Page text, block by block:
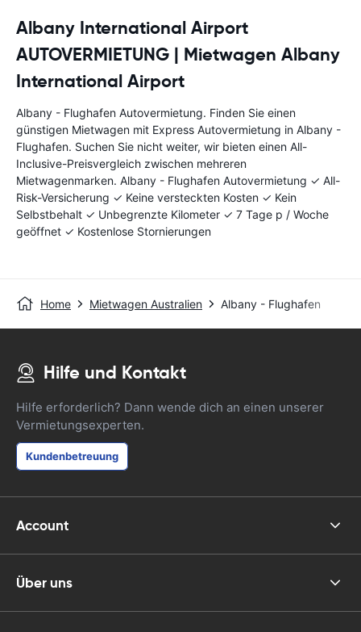
Albany International Airport
AUTOVERMIETUNG | Mietwagen Albany
International Airport
Albany - Flughafen Autovermietung. Finden Sie einen
günstigen Mietwagen mit Express Autovermietung in Albany -
Flughafen. Suchen Sie nicht weiter, wir bieten einen All-
Inclusive-Preisvergleich zwischen mehreren
Mietwagenmarken. Albany - Flughafen Autovermietung ✓ All-
Risk-Versicherung ✓ Keine versteckten Kosten ✓ Kein
Selbstbehalt ✓ Unbegrenzte Kilometer ✓ 7 Tage p / Woche
geöffnet ✓ Kostenlose Stornierungen
Home Mietwagen Australien Albany - Flughafen
Hilfe und Kontakt
Hilfe erforderlich? Dann wende dich an einen unserer
Vermietungsexperten.
Kundenbetreuung
Account
Über uns